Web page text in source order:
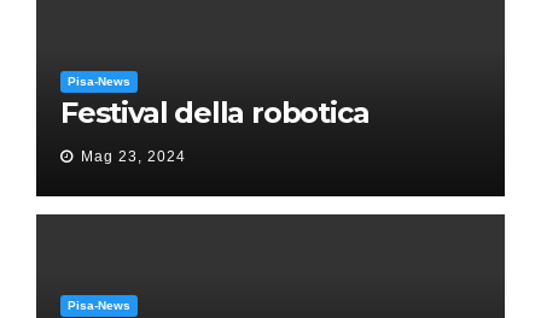
Pisa-News
Festival della robotica
Mag 23, 2024
Pisa-News